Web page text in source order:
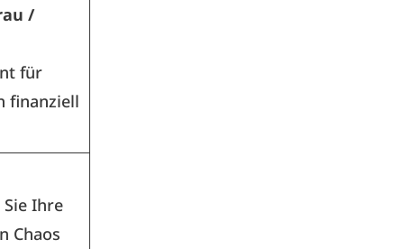
/
für
finanziell
Sie Ihre
Chaos